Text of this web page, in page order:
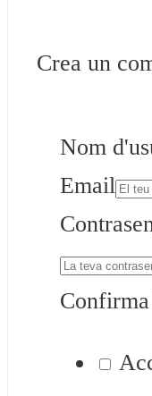
Crea un
Nom
Email